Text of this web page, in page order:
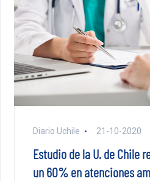
Diario Uchile 21-10-2020
Estudio de la U. de Chile
un 60% en atenciones